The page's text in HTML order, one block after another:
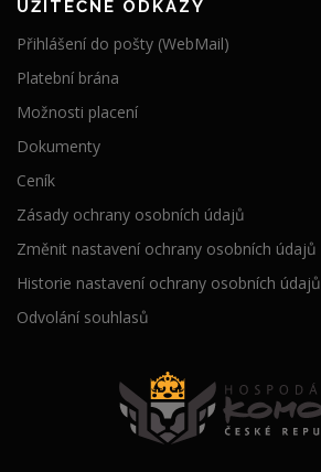
UŽITEČNÉ ODKAZY
Přihlášení do pošty (WebMail)
Platební brána
Možnosti placení
Dokumenty
Ceník
Zásady ochrany osobních údajů
Změnit nastavení ochrany osobních údajů
Historie nastavení ochrany osobních údajů
Odvolání souhlasů